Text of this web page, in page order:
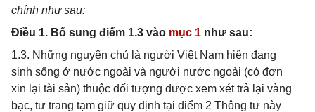
chính như sau:
Điều 1. Bổ sung điểm 1.3 vào mục 1 như sau:
1.3. Những nguyên chủ là người Việt Nam hiện đang
sinh sống ở nước ngoài và người nước ngoài (có đơn
xin lại tài sản) thuộc đối tượng được xem xét trả lại vàng
bạc, tư trang tạm giữ quy định tại điểm 2 Thông tư này